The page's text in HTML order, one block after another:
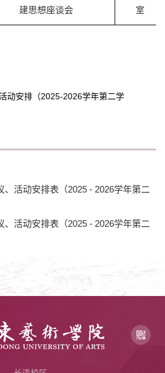
建思想座谈会
室
动安排（2025-2026学年第二学
、活动安排表（2025 - 2026学年第二
活动安排表（2025 - 2026学年第二